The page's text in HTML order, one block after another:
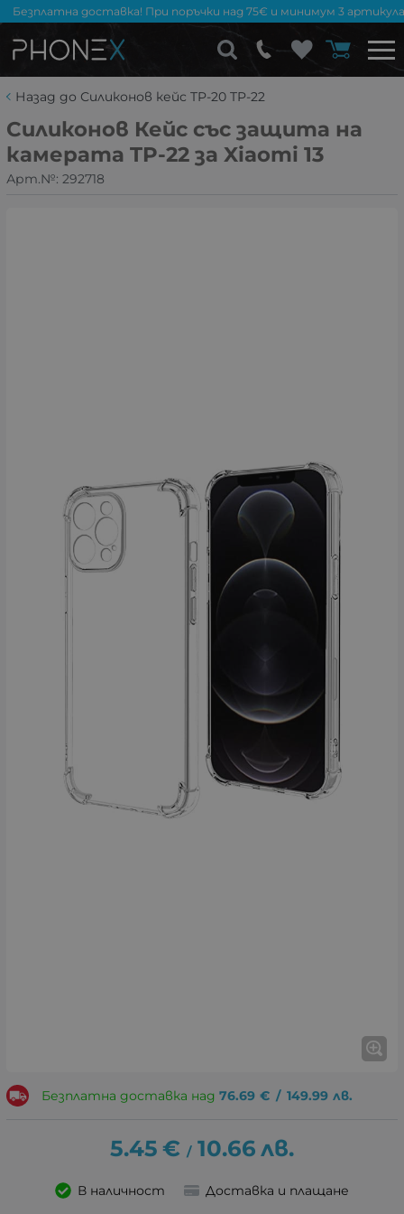
Безплатна доставка! При поръчки над 75€ и минимум 3
Назад до Силиконов кейс TP-20 TP-22
Силиконов Кейс със защита на
камерата TP-22 за Xiaomi 13
Арт.№: 292718
Безплатна доставка над 76.69 € / 149.99 лв.
5.45 € / 10.66 лв.
В наличност Доставка и плащане